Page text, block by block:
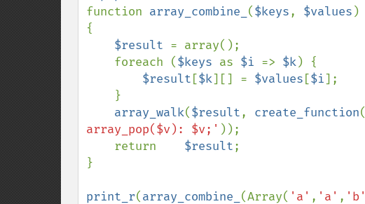
function array_combine_ ($keys, $values )
{
$result = array();
    foreach (
$keys as $i => $k) {
$result [$k][] = $values [$i];
array_walk($result, create_function(
array_pop($v): $v;' ));
    return
$result;
}
print_r(array_combine_ (Array( 'a' , 'a' , 'b'